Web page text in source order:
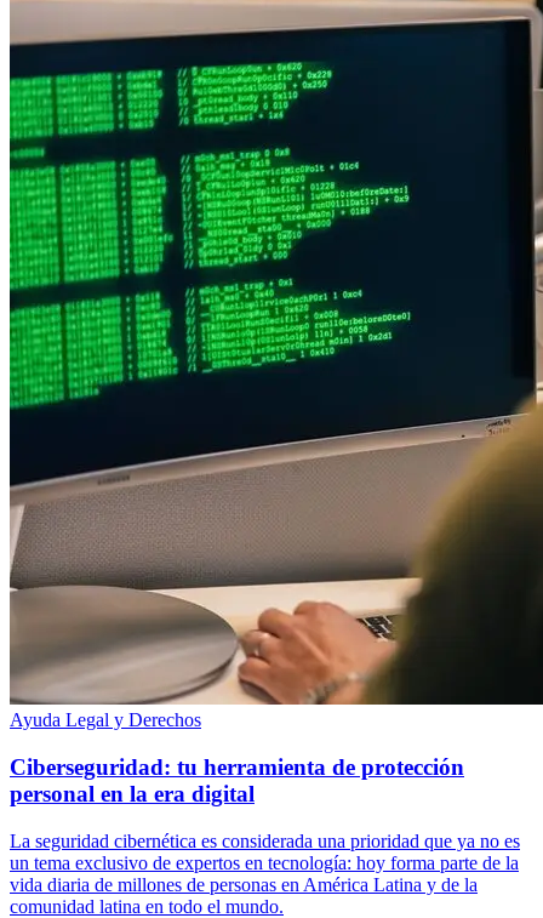
Ayuda Legal y Derechos
Ciberseguridad: tu herramienta de protección
personal en la era digital
La seguridad cibernética es considerada una prioridad que ya no es
un tema exclusivo de expertos en tecnología: hoy forma parte de la
vida diaria de millones de personas en América Latina y de la
comunidad latina en todo el mundo.